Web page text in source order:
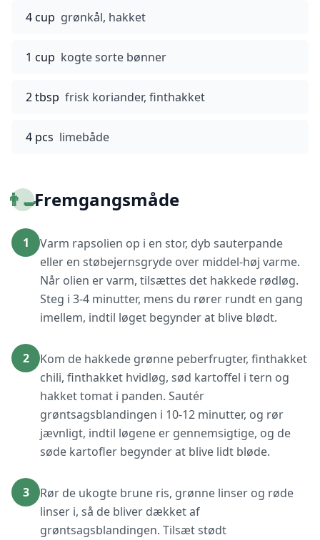
4 cup grønkål, hakket
1 cup kogte sorte bønner
2 tbsp frisk koriander, finthakket
4 pcs limebåde
👨‍🍳Fremgangsmåde
1
Varm rapsolien op i en stor, dyb sauterpande
eller en støbejernsgryde over middel-høj varme.
Når olien er varm, tilsættes det hakkede rødløg.
Steg i 3-4 minutter, mens du rører rundt en gang
imellem, indtil løget begynder at blive blødt.
2
Kom de hakkede grønne peberfrugter, finthakket
chili, finthakket hvidløg, sød kartoffel i tern og
hakket tomat i panden. Sautér
grøntsagsblandingen i 10-12 minutter, og rør
jævnligt, indtil løgene er gennemsigtige, og de
søde kartofler begynder at blive lidt bløde.
3
Rør de ukogte brune ris, grønne linser og røde
linser i, så de bliver dækket af
grøntsagsblandingen. Tilsæt stødt